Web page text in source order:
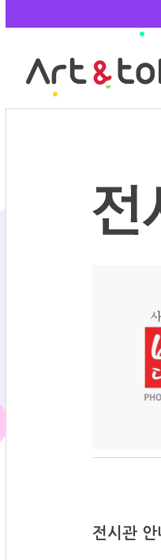
전시관 안